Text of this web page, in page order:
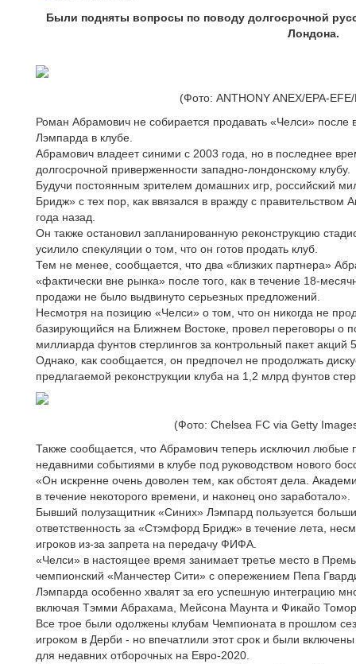
Были подняты вопросы по поводу долгосрочной
Лондона.
(Фото: ANTHONY ANEX/EPA-
Роман Абрамович не собирается продавать «Челси» после
Лэмпарда в клубе.
Абрамович владеет синими с 2003 года, но в последнее
долгосрочной приверженности западно-лондонскому клубу.
Будучи постоянным зрителем домашних игр, российский
Бридж» с тех пор, как ввязался в вражду с правительством
года назад.
Он также остановил запланированную реконструкцию
усилило спекуляции о том, что он готов продать клуб.
Тем не менее, сообщается, что два «близких партнера»
«фактически вне рынка» после того, как в течение 18-
продажи не было выдвинуто серьезных предложений.
Несмотря на позицию «Челси» о том, что он никогда не
базирующийся на Ближнем Востоке, провел переговоры о
миллиарда фунтов стерлингов за контрольный пакет акций
Однако, как сообщается, он предпочел не продолжать
предлагаемой реконструкции клуба на 1,2 млрд фунтов
(Фото: Chelsea FC via Getty
Также сообщается, что Абрамович теперь исключил любые
недавними событиями в клубе под руководством нового
«Он искренне очень доволен тем, как обстоят дела.
в течение некоторого времени, и наконец оно заработало».
Бывший полузащитник «Синих» Лэмпард пользуется
ответственность за «Стэмфорд Бридж» в течение лета,
игроков из-за запрета на передачу ФИФА.
«Челси» в настоящее время занимает третье место в
чемпионский «Манчестер Сити» с опережением Пепа
Лэмпарда особенно хвалят за его успешную интеграцию
включая Тэмми Абрахама, Мейсона Маунта и Фикайо
Все трое были одолжены клубам Чемпионата в прошлом
игроком в Дерби - но впечатлили этот срок и были
для недавних отборочных на Евро-2020.